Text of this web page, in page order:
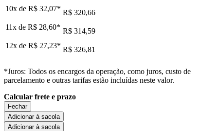
10x de R$ 32,07* R$ 320,66
11x de R$ 28,60* R$ 314,59
12x de R$ 27,23* R$ 326,81
*Juros: Todos os encargos da operação, como juros, custo de
parcelamento e outras tarifas estão incluídas neste valor.
Calcular frete e prazo
Fechar
Adicionar à sacola
Adicionar à sacola